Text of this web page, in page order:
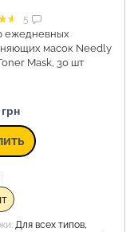
5
ежедневных
масок Needly
Mask, 30 шт
Для всех типов,